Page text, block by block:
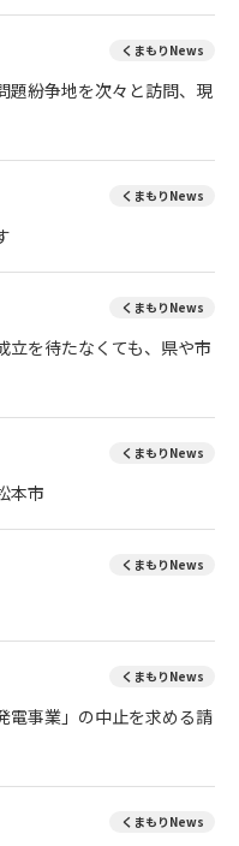
くまもりNews
題紛争地を次々と訪問、現
くまもりNews
くまもりNews
立を待たなくても、県や市
くまもりNews
本市
くまもりNews
くまもりNews
電事業」の中止を求める請
くまもりNews